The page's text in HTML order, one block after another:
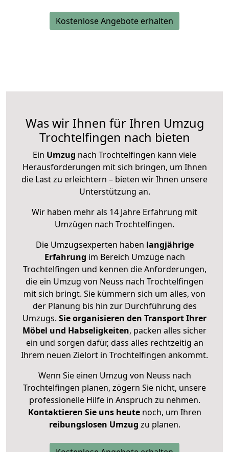
Kostenlose Angebote erhalten
Was wir Ihnen für Ihren Umzug
Trochtelfingen nach bieten
Ein Umzug nach Trochtelfingen kann viele
Herausforderungen mit sich bringen, um Ihnen
die Last zu erleichtern – bieten wir Ihnen unsere
Unterstützung an.
Wir haben mehr als 14 Jahre Erfahrung mit
Umzügen nach Trochtelfingen.
Die Umzugsexperten haben langjährige
Erfahrung im Bereich Umzüge nach
Trochtelfingen und kennen die Anforderungen,
die ein Umzug von Neuss nach Trochtelfingen
mit sich bringt. Sie kümmern sich um alles, von
der Planung bis hin zur Durchführung des
Umzugs. Sie organisieren den Transport Ihrer
Möbel und Habseligkeiten, packen alles sicher
ein und sorgen dafür, dass alles rechtzeitig an
Ihrem neuen Zielort in Trochtelfingen ankommt.
Wenn Sie einen Umzug von Neuss nach
Trochtelfingen planen, zögern Sie nicht, unsere
professionelle Hilfe in Anspruch zu nehmen.
Kontaktieren Sie uns heutenoch, um Ihren
reibungslosen Umzug zu planen.